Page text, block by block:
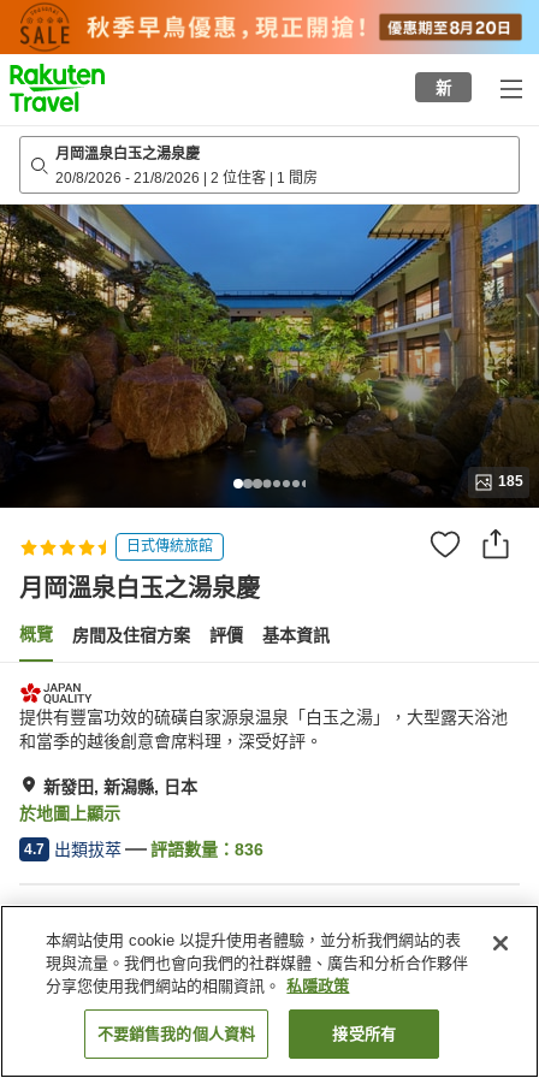
to
top
page
新
月岡溫泉白玉之湯泉慶
20/8/2026 - 21/8/2026 | 2 位住客 | 1 間房
185
日式傳統旅館
月岡溫泉白玉之湯泉慶
概覽 房間及住宿方案 評價 基本資訊
提供有豐富功效的硫磺自家源泉温泉「白玉之湯」，大型露天浴池
和當季的越後創意會席料理，深受好評。
新發田, 新潟縣, 日本
於地圖上顯示
4.7 出類拔萃 評語數量： 836
停車場
桑拿
水療/美容院
私人包場
日本 新潟縣 新發田 月岡溫泉白玉之湯泉慶
找客房
本網站使用 cookie 以提升使用者體驗，並分析我們網站的表
現與流量。我們也會向我們的社群媒體、廣告和分析合作夥伴
分享您使用我們網站的相關資訊。
私隱政策
不要銷售我的個人資料 接受所有